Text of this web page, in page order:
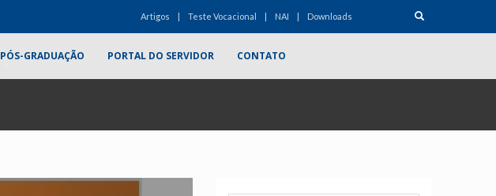
Artigos Teste Vocacional NAI Downloads
PÓS-GRADUAÇÃO PORTAL DO SERVIDOR CONTATO